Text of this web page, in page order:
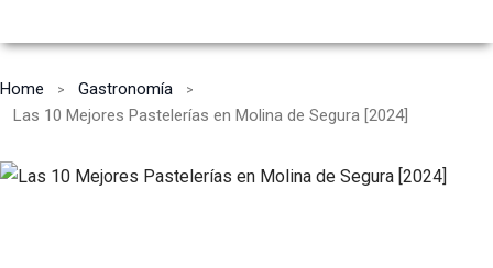
Home
Gastronomía
Las 10 Mejores Pastelerías en Molina de Segura [2024]